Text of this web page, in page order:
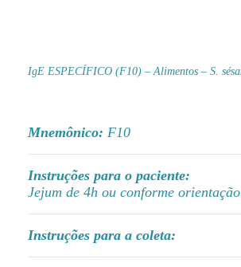
IgE ESPECÍFICO (F10) – Alimentos – S.
Mnemônico: F10
Instruções para o paciente:
Jejum de 4h ou conforme
Instruções para a coleta: